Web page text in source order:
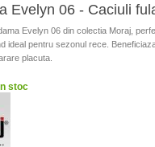
Evelyn 06 - Caciuli
Evelyn 06 din colectia Moraj,
ideal pentru sezonul rece.
placuta.
stoc